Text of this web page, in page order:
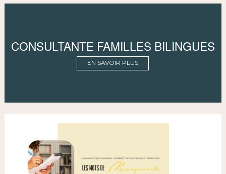
CONSULTANTE FAMILLES BILINGUES
EN SAVOIR PLUS